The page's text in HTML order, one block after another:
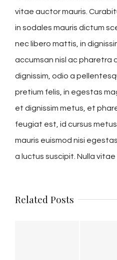
vitae auctor mauris.
in sodales mauris dictum
nec libero mattis, in
accumsan nisl ac pharetra
dignissim, odio a
pretium felis, in egestas
et dignissim metus, et
feugiat est, id cursus
mauris euismod nisi
a luctus suscipit. Nulla vitae
Related Posts